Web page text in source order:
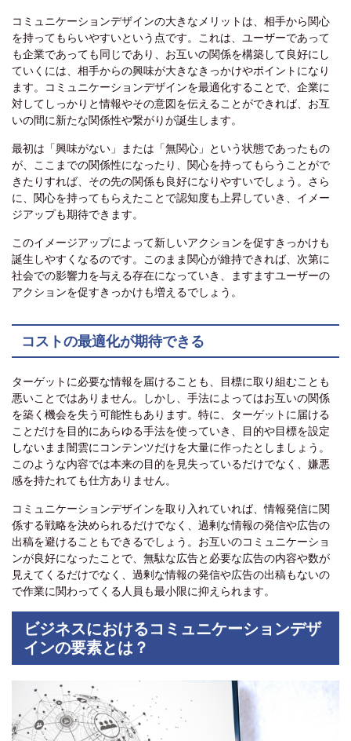
コミュニケーションデザインの大きなメリットは、相手から関心
を持ってもらいやすいという点です。これは、ユーザーであって
も企業であっても同じであり、お互いの関係を構築して良好にし
ていくには、相手からの興味が大きなきっかけやポイントになり
ます。コミュニケーションデザインを最適化することで、企業に
対してしっかりと情報やその意図を伝えることができれば、お互
いの間に新たな関係性や繋がりが誕生します。
最初は「興味がない」または「無関心」という状態であったもの
が、ここまでの関係性になったり、関心を持ってもらうことがで
きたりすれば、その先の関係も良好になりやすいでしょう。さら
に、関心を持ってもらえたことで認知度も上昇していき、イメー
ジアップも期待できます。
このイメージアップによって新しいアクションを促すきっかけも
誕生しやすくなるのです。このまま関心が維持できれば、次第に
社会での影響力を与える存在になっていき、ますますユーザーの
アクションを促すきっかけも増えるでしょう。
コストの最適化が期待できる
ターゲットに必要な情報を届けることも、目標に取り組むことも
悪いことではありません。しかし、手法によってはお互いの関係
を築く機会を失う可能性もあります。特に、ターゲットに届ける
ことだけを目的にあらゆる手法を使っていき、目的や目標を設定
しないまま闇雲にコンテンツだけを大量に作ったとしましょう。
このような内容では本来の目的を見失っているだけでなく、嫌悪
感を持たれても仕方ありません。
コミュニケーションデザインを取り入れていれば、情報発信に関
係する戦略を決められるだけでなく、過剰な情報の発信や広告の
出稿を避けることもできるでしょう。お互いのコミュニケーショ
ンが良好になったことで、無駄な広告と必要な広告の内容や数が
見えてくるだけでなく、過剰な情報の発信や広告の出稿もないの
で作業に関わってくる人員も最小限に抑えられます。
ビジネスにおけるコミュニケーションデザ
インの要素とは？